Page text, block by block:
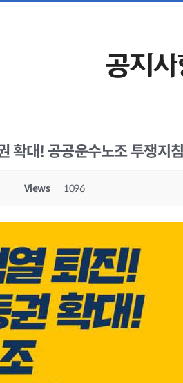
공지사
확대! 공공운수노조 투쟁지
Views 1096